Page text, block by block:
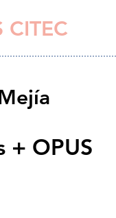
CITEC
+ OPUS